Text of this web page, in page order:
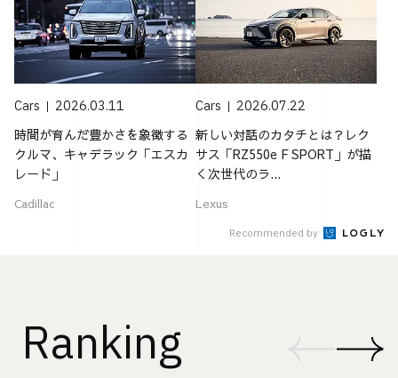
Cars 2026.03.11
時間が育んだ豊かさを象徴する
クルマ、キャデラック「エスカ
レード」
Cadillac
Cars 2026.07.22
新しい対話のカタチとは？レク
サス「RZ550e F SPORT」が描
く次世代のラ...
Lexus
Recommended by
Ranking